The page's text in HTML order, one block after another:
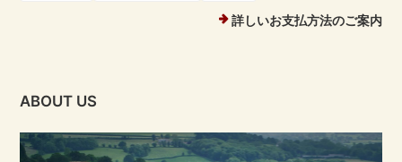
詳しいお支払方法のご案内
ABOUT US